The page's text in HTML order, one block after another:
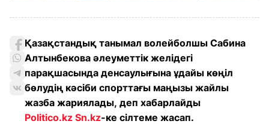
Қазақстандық танымал волейболшы Сабина
Алтынбекова әлеуметтік желідегі
парақшасында денсаулығына ұдайы көңіл
бөлудің кәсіби спорттағы маңызы жайлы
жазба жариялады, деп хабарлайды
Politico.kz Sn.kz-ке сілтеме жасап.